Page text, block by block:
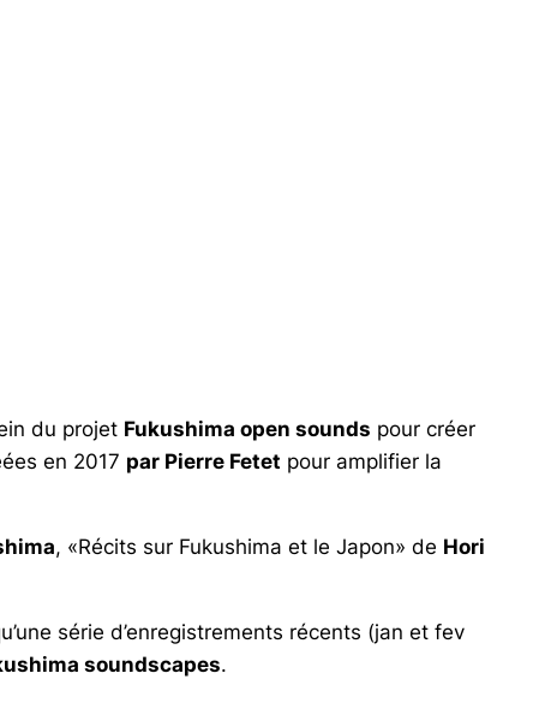
du projet Fukushima open sounds pour créer
en 2017 par Pierre Fetet pour amplifier la
, «Récits sur Fukushima et le Japon» de Hori
série d’enregistrements récents (jan et fev
soundscapes.